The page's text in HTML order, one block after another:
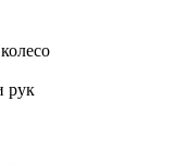
рук